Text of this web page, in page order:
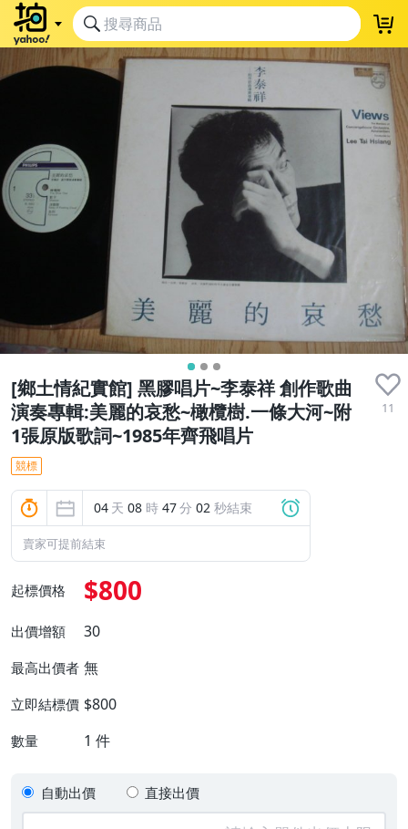
[鄉土情紀實館] 黑膠唱片~李泰祥 創作歌曲
演奏專輯:美麗的哀愁~橄欖樹.一條大河~附
1張原版歌詞~1985年齊飛唱片
11
競標
04 天 08 時 47分 01 秒結束
賣家可提前結束
起標價格 $800
出價增額 30
最高出價者 無
立即結標價 $800
數量 1 件
自動出價 直接出價